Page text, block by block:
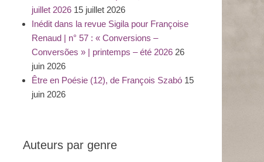
juillet 2026 15 juillet 2026
Inédit dans la revue Sigila pour Françoise
Renaud | n° 57 : « Conversions –
Conversões » | printemps – été 2026 26
juin 2026
Être en Poésie (12), de François Szabó 15
juin 2026
Auteurs par genre